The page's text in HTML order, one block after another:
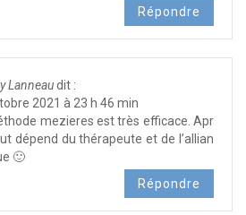
Répondre
Lanneaudit :
2021 à 23 h 46 min
mezieres est très efficace. Apr
dépend du thérapeute et de l’allian
🙂
Répondre